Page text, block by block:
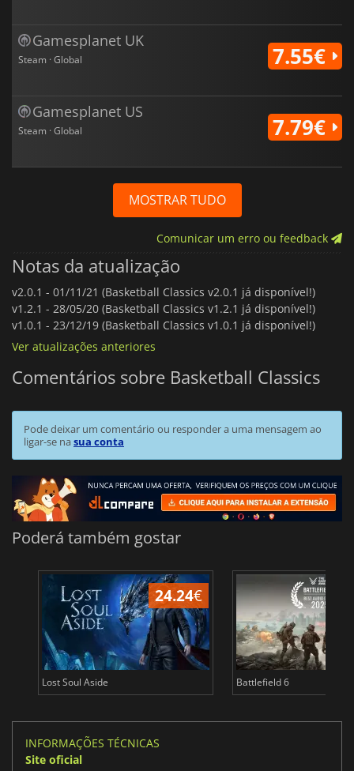
Gamesplanet UK
Steam · Global 7.55€
Gamesplanet US
Steam · Global 7.79€
MOSTRAR TUDO
Comunicar um erro ou feedback
Notas da atualização
v2.0.1 - 01/11/21 (Basketball Classics v2.0.1 já disponível!)
v1.2.1 - 28/05/20 (Basketball Classics v1.2.1 já disponível!)
v1.0.1 - 23/12/19 (Basketball Classics v1.0.1 já disponível!)
Ver atualizações anteriores
Comentários sobre Basketball Classics
Pode deixar um comentário ou responder a uma mensagem ao
ligar-se nasua conta
Poderá também gostar
24.24€
Lost Soul Aside Battlefield 6
INFORMAÇÕES TÉCNICAS
Site oficial